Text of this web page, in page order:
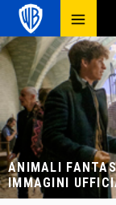
ANIMALI
IMMAGINI